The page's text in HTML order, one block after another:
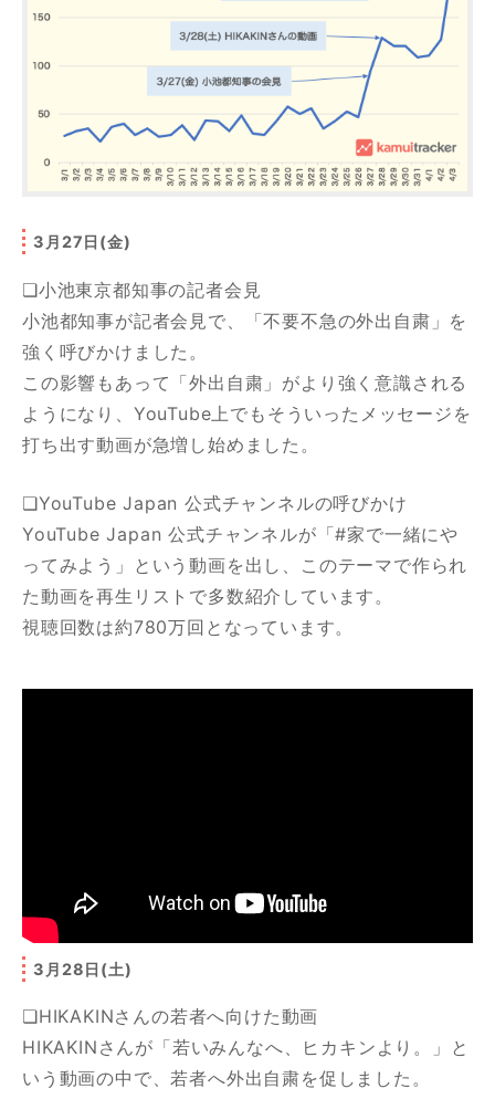
3月27日(金)
❏小池東京都知事の記者会見
小池都知事が記者会見で、「不要不急の外出自粛」を
強く呼びかけました。
この影響もあって「外出自粛」がより強く意識される
ようになり、YouTube上でもそういったメッセージを
打ち出す動画が急増し始めました。
❏YouTube Japan 公式チャンネルの呼びかけ
YouTube Japan 公式チャンネルが「#家で一緒にや
ってみよう」という動画を出し、このテーマで作られ
た動画を再生リストで多数紹介しています。
視聴回数は約780万回となっています。
3月28日(土)
❏HIKAKINさんの若者へ向けた動画
HIKAKINさんが「若いみんなへ、ヒカキンより。」と
いう動画の中で、若者へ外出自粛を促しました。